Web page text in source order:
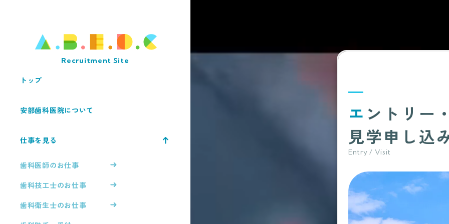
Recruitment Site
トップ
安部歯科医院について
仕事を見る
歯科医師のお仕事
歯科技工士のお仕事
歯科衛生士のお仕事
エントリー
見学申し込
Entry / Visit